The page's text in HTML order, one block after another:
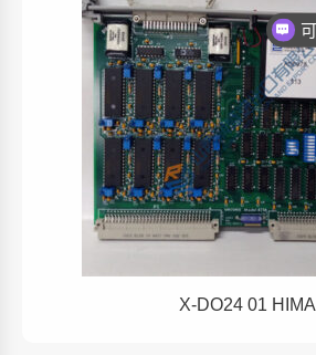
X-DO24 01 HIMA